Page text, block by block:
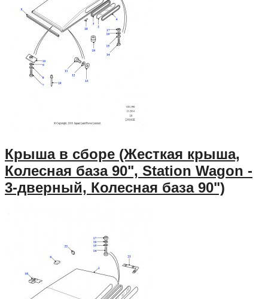
Крыша в сборе (Жесткая крыша,
Колесная база 90", Station Wagon -
3-дверный, Колесная база 90")